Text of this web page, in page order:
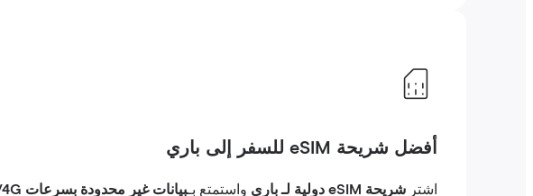
أفضل شريحة eSIM للسفر إلى باري
اشترِشريحة eSIM دولية لـ باري واستمتع بـبيانات غير محدودة بسرعات 5G/4G